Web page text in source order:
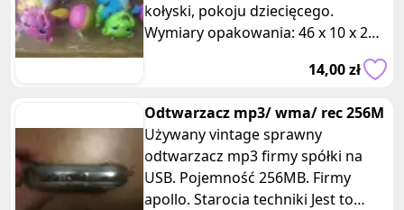
kołyski, pokoju dziecięcego.
Wymiary opakowania: 46 x 10 x 2
14,00 zł
Odtwarzacz mp3/ wma/ rec 256M
Używany vintage sprawny
odtwarzacz mp3 firmy spółki na
USB. Pojemność 256MB. Firmy
apollo. Starocia techniki Jest to